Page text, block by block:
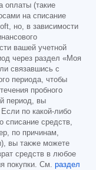
оплаты (такие
на списание
но, в зависимости
вашей учетной
через раздел «Моя
связавшись с
периода, чтобы
пробного
период, вы
по какой-либо
списание средств,
по причинам,
вы также можете
средств в любое
покупки. См. раздел